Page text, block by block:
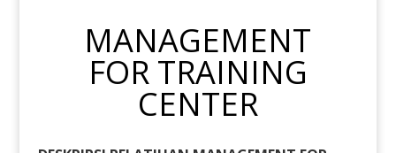
MANAGEMENT
FOR TRAINING
CENTER